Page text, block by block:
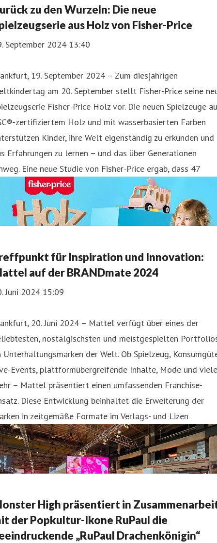
zu den Wurzeln: Die neue
aus Holz von Fisher-Price
September 2024 13:40
19. September 2024 – Zum diesjährigen
am 20. September stellt Fisher-Price seine
Fisher-Price Holz vor. Die neuen Spielzeuge
zertifiziertem Holz und mit wasserbasierten Farben
Kinder, ihre Welt eigenständig zu erkunden und
Erfahrungen zu lernen – und das über Generationen
Eine neue Studie von Fisher-Price ergab, dass 47
für Inspiration und Innovation:
auf der BRANDmate 2024
Juni 2024 15:09
20. Juni 2024 – Mattel verfügt über eines der
nostalgischsten und meistgespielten
Unterhaltungsmarken der Welt. Ob Spielzeug,
Events, plattformübergreifende Inhalte, Mode und
– Mattel präsentiert einen umfassenden Franchise-
Diese Entwicklung beinhaltet die Erweiterung der
in zeitgemäße Formate im Verlags- und Lizen
High präsentiert in
der Popkultur-Ikone RuPaul die
„RuPaul Drachenkönigin“